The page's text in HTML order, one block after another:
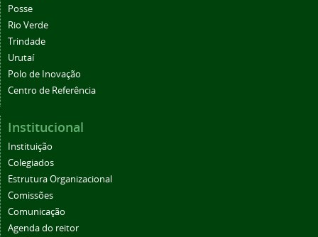
Posse
Rio Verde
Trindade
Urutaí
Polo de Inovação
Centro de Referência
Institucional
Instituição
Colegiados
Estrutura Organizacional
Comissões
Comunicação
Agenda do reitor